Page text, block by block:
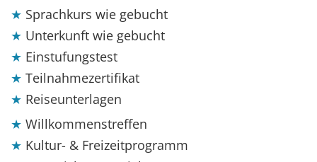
Sprachkurs wie gebucht
Unterkunft wie gebucht
Einstufungstest
Teilnahmezertifikat
Reiseunterlagen
Willkommenstreffen
Kultur- & Freizeitprogramm